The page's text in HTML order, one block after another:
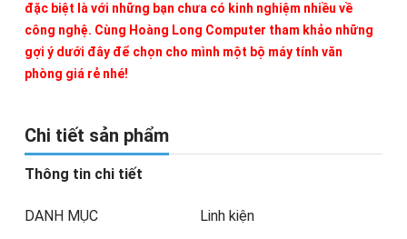
đặc biệt là với những bạn chưa có kinh nghiệm nhiều về
công nghệ. Cùng Hoàng Long Computer tham khảo những
gợi ý dưới đây để chọn cho mình một bộ máy tính văn
phòng giá rẻ nhé!
Chi tiết sản phẩm
Thông tin chi tiết
DANH MỤC
Linh kiện